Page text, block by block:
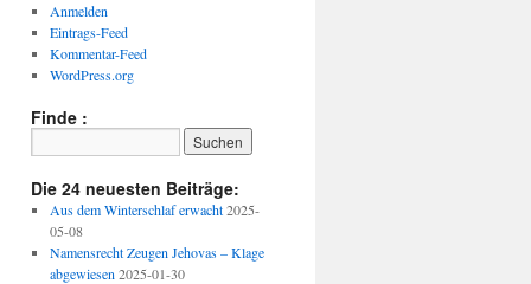
Anmelden
Eintrags-Feed
Kommentar-Feed
WordPress.org
Finde :
Die 24 neuesten Beiträge:
Aus dem Winterschlaf erwacht 2025-
05-08
Namensrecht Zeugen Jehovas – Klage
abgewiesen 2025-01-30